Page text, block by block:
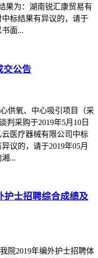
果为：湖南锐汇康贸易有
中标结果有异议的，请于
书面...
交公告
供氧、中心吸引项目（采
判采购于2019年5月10日
医疗器械有限公司中标
议的，请于2019年05月
...
护士招聘综合成绩及
院2019年编外护士招聘体